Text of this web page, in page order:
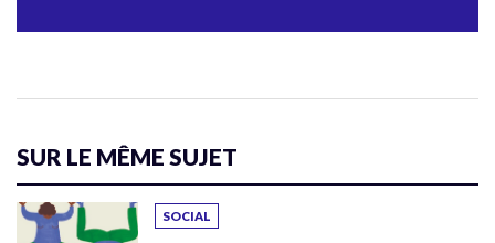
SUR LE MÊME SUJET
SOCIAL